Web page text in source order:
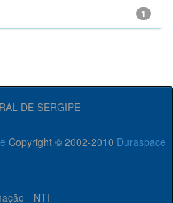
1
DE SERGIPE
Copyright © 2002-2010 Duraspace
- NTI